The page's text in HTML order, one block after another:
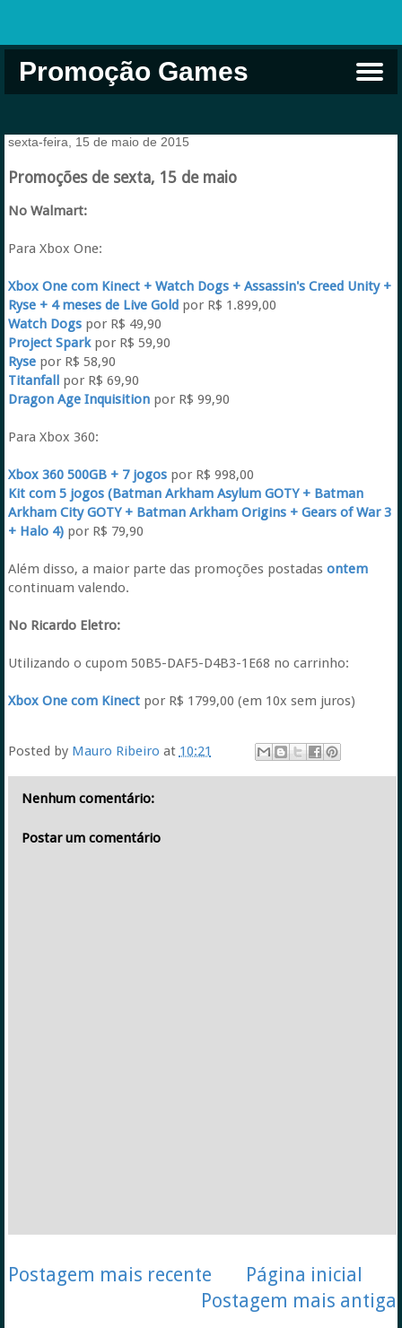
Promoção Games
sexta-feira, 15 de maio de 2015
Promoções de sexta, 15 de maio
No Walmart:
Para Xbox One:
Xbox One com Kinect + Watch Dogs + Assassin's Creed Unity +
Ryse + 4 meses de Live Goldpor R$ 1.899,00
Watch Dogspor R$ 49,90
Project Sparkpor R$ 59,90
Rysepor R$ 58,90
Titanfallpor R$ 69,90
Dragon Age Inquisitionpor R$ 99,90
Para Xbox 360:
Xbox 360 500GB + 7 jogospor R$ 998,00
Kit com 5 jogos (Batman Arkham Asylum GOTY + Batman
Arkham City GOTY + Batman Arkham Origins + Gears of War 3
+ Halo 4)por R$ 79,90
Além disso, a maior parte das promoções postadas ontem
continuam valendo.
No Ricardo Eletro:
Utilizando o cupom 50B5-DAF5-D4B3-1E68 no carrinho:
Xbox One com Kinectpor R$ 1799,00 (em 10x sem juros)
Posted by Mauro Ribeiro at 10:21
Nenhum comentário:
Postar um comentário
Postagem mais recente
Postagem mais antiga
Página inicial